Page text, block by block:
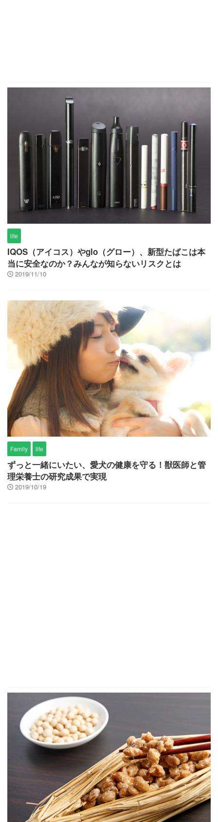
life
IQOS（アイコス）やglo（グロー）、新型たばこは本
当に安全なのか？みんなが知らないリスクとは
2019/11/10
Family life
ずっと一緒にいたい、愛犬の健康を守る！獣医師と管
理栄養士の研究成果で実現
2019/10/19